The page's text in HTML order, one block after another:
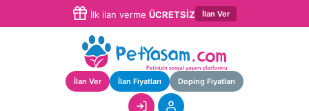
İlk ilan verme ÜCRETSİZ İlan Ver
İlan Ver İlan Fiyatları Doping Fiyatları